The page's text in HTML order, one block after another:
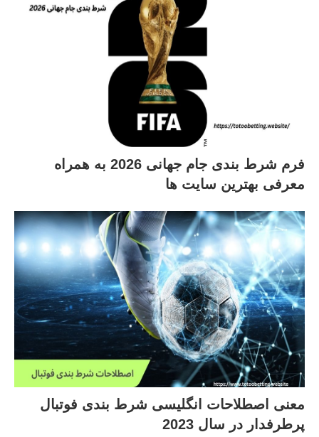
فرم شرط بندی جام جهانی 2026 به همراه
معرفی بهترین سایت ها
معنی اصطلاحات انگلیسی شرط بندی فوتبال
پرطرفدار در سال 2023